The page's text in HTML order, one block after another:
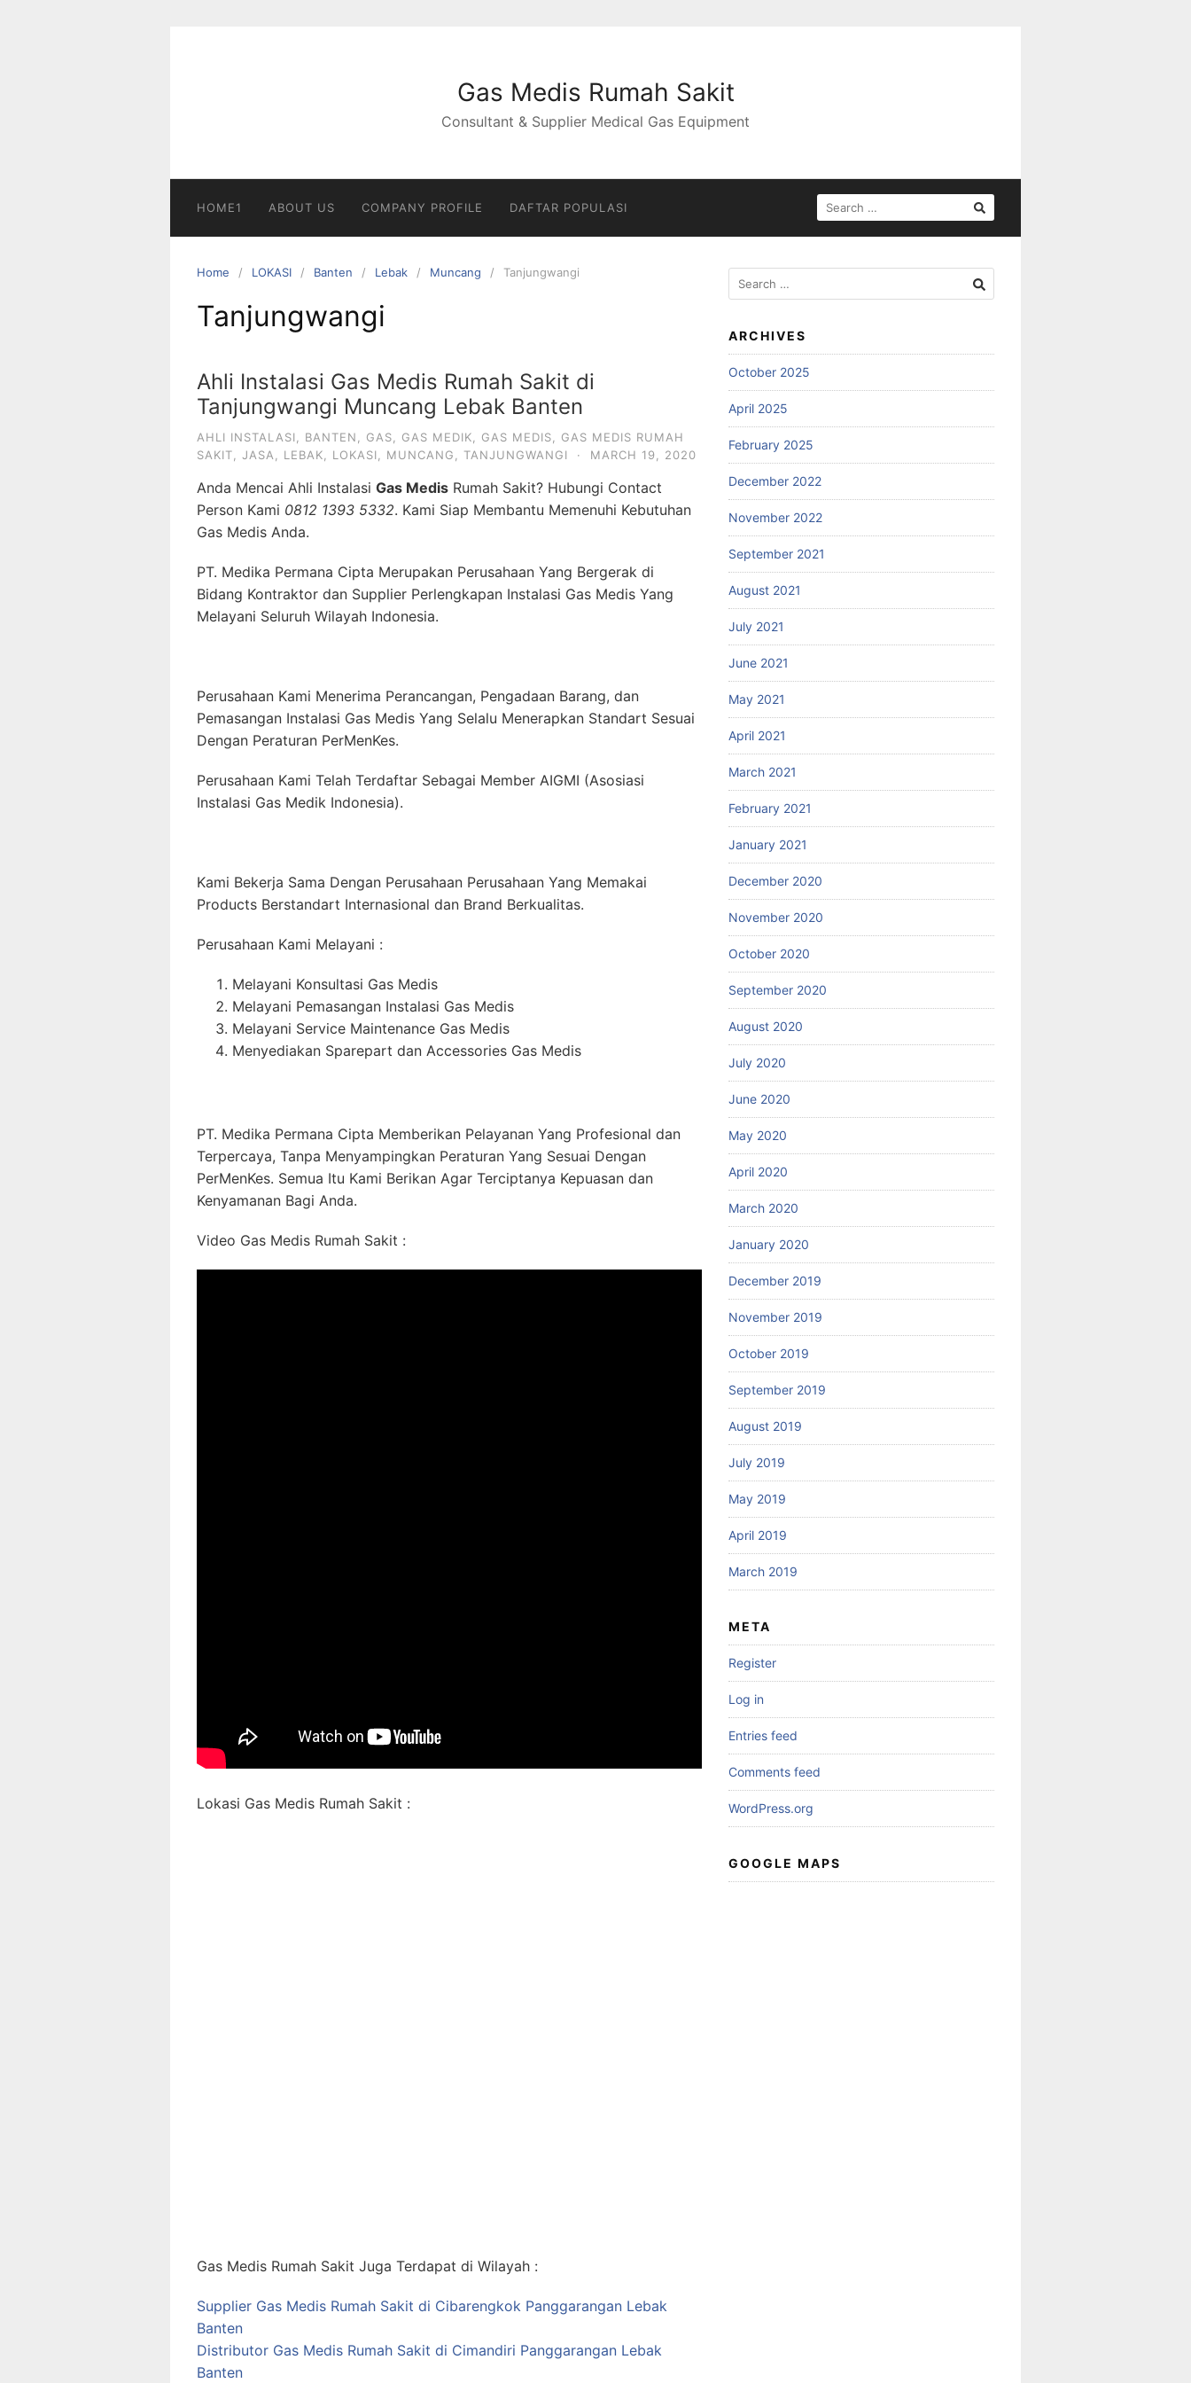
Gas Medis Rumah Sakit
Consultant & Supplier Medical Gas Equipment
HOME1 ABOUT US COMPANY PROFILE DAFTAR POPULASI
SEARCH
FOR:
Home LOKASI Banten Lebak Muncang Tanjungwangi
Tanjungwangi
Ahli Instalasi Gas Medis Rumah Sakit di
Tanjungwangi Muncang Lebak Banten
AHLI INSTALASI BANTEN GAS GAS MEDIK GAS MEDIS
GAS MEDIS RUMAH
SAKIT
JASA LEBAK LOKASI MUNCANG TANJUNGWANGI · MARCH 19, 2020
Anda Mencai Ahli Instalasi Gas Medis Rumah Sakit? Hubungi Contact
Person Kami 0812 1393 5332. Kami Siap Membantu Memenuhi Kebutuhan
Gas Medis Anda.
PT. Medika Permana Cipta Merupakan Perusahaan Yang Bergerak di
Bidang Kontraktor dan Supplier Perlengkapan Instalasi Gas Medis Yang
Melayani Seluruh Wilayah Indonesia.
Perusahaan Kami Menerima Perancangan, Pengadaan Barang, dan
Pemasangan Instalasi Gas Medis Yang Selalu Menerapkan Standart Sesuai
Dengan Peraturan PerMenKes.
Perusahaan Kami Telah Terdaftar Sebagai Member AIGMI (Asosiasi
Instalasi Gas Medik Indonesia).
Kami Bekerja Sama Dengan Perusahaan Perusahaan Yang Memakai
Products Berstandart Internasional dan Brand Berkualitas.
Perusahaan Kami Melayani :
Melayani Konsultasi Gas Medis
Melayani Pemasangan Instalasi Gas Medis
Melayani Service Maintenance Gas Medis
Menyediakan Sparepart dan Accessories Gas Medis
PT. Medika Permana Cipta Memberikan Pelayanan Yang Profesional dan
Terpercaya, Tanpa Menyampingkan Peraturan Yang Sesuai Dengan
PerMenKes. Semua Itu Kami Berikan Agar Terciptanya Kepuasan dan
Kenyamanan Bagi Anda.
Video Gas Medis Rumah Sakit :
Lokasi Gas Medis Rumah Sakit :
Gas Medis Rumah Sakit Juga Terdapat di Wilayah :
Supplier Gas Medis Rumah Sakit di Cibarengkok Panggarangan Lebak
Banten
Distributor Gas Medis Rumah Sakit di Cimandiri Panggarangan Lebak
Banten
Search
for:
ARCHIVES
October 2025
April 2025
February 2025
December 2022
November 2022
September 2021
August 2021
July 2021
June 2021
May 2021
April 2021
March 2021
February 2021
January 2021
December 2020
November 2020
October 2020
September 2020
August 2020
July 2020
June 2020
May 2020
April 2020
March 2020
January 2020
December 2019
November 2019
October 2019
September 2019
August 2019
July 2019
May 2019
April 2019
March 2019
META
Register
Log in
Entries feed
Comments feed
WordPress.org
GOOGLE MAPS